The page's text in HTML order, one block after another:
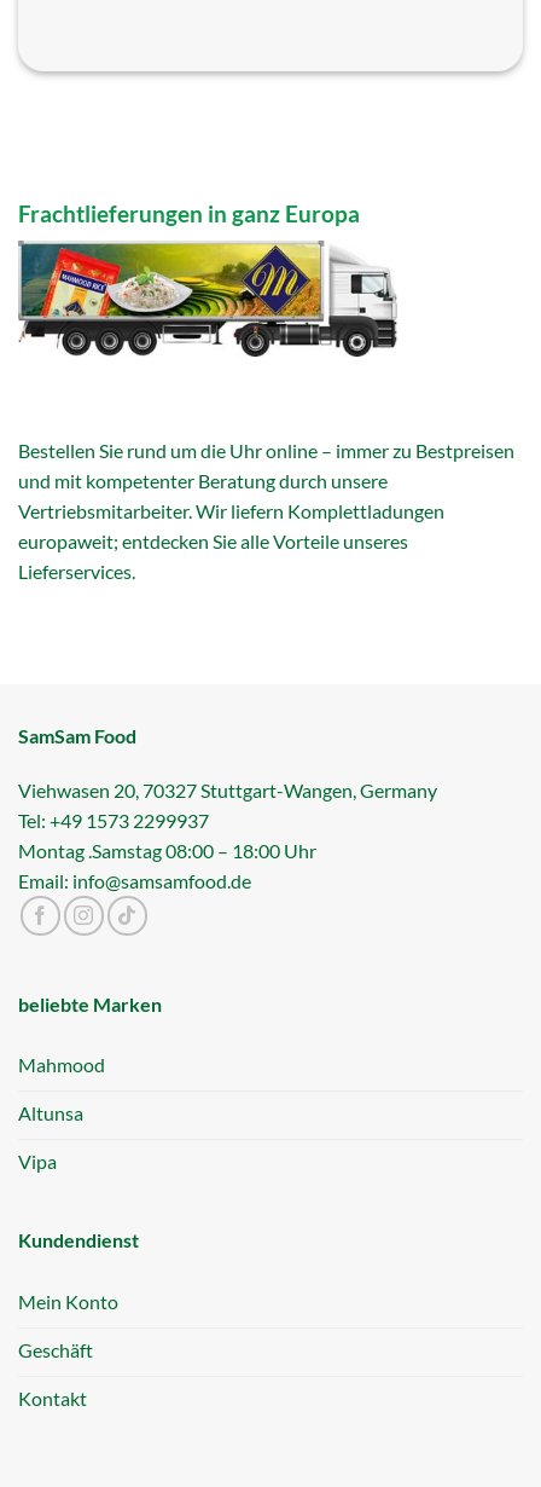
Frachtlieferungen in ganz Europa
Bestellen Sie rund um die Uhr online – immer zu Bestpreisen
und mit kompetenter Beratung durch unsere
Vertriebsmitarbeiter. Wir liefern Komplettladungen
europaweit; entdecken Sie alle Vorteile unseres
Lieferservices.
SamSam Food
Viehwasen 20, 70327 Stuttgart-Wangen, Germany
Tel: +49 1573 2299937
Montag .Samstag 08:00 – 18:00 Uhr
Email: info@samsamfood.de
beliebte Marken
Mahmood
Altunsa
Vipa
Kundendienst
Mein Konto
Geschäft
Kontakt